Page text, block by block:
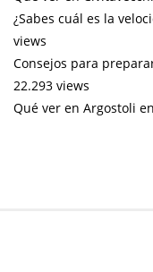
¿Sabes cuál es la
views
Consejos para
22.293 views
Qué ver en Argostoli